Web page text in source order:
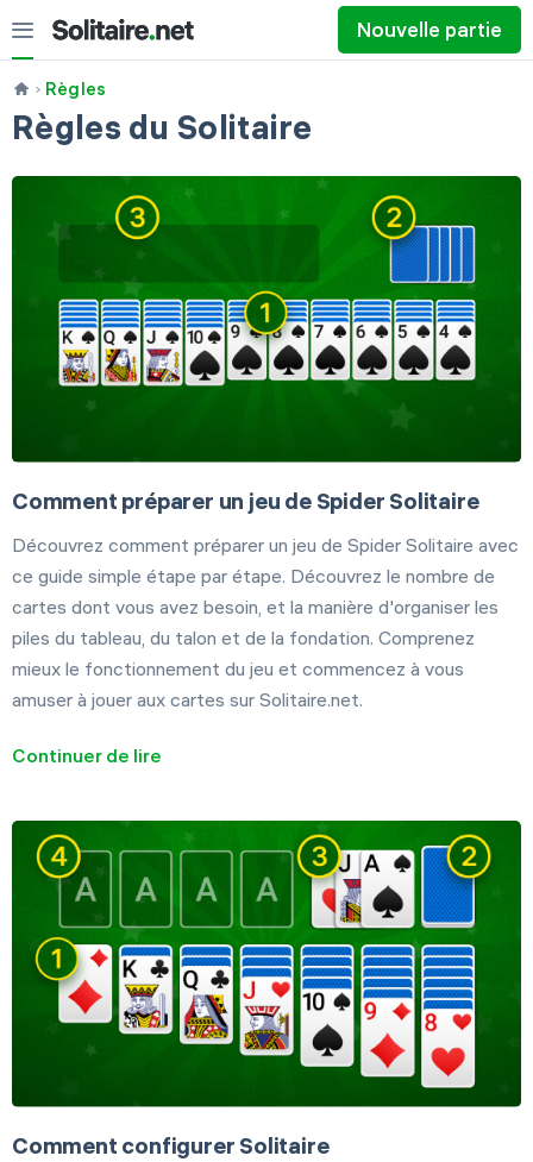
Nouvelle partie
1 carte
Règles
Règles du Solitaire
Comment préparer un jeu de Spider Solitaire
Découvrez comment préparer un jeu de Spider Solitaire avec
ce guide simple étape par étape. Découvrez le nombre de
cartes dont vous avez besoin, et la manière d'organiser les
piles du tableau, du talon et de la fondation. Comprenez
mieux le fonctionnement du jeu et commencez à vous
amuser à jouer aux cartes sur Solitaire.net.
Continuer de lire
Comment configurer Solitaire